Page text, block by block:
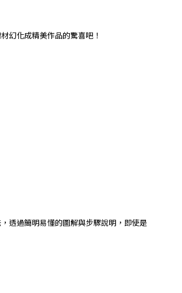
幻化成精美作品的驚喜吧！
透過簡明易懂的圖解與步驟說明，即使是